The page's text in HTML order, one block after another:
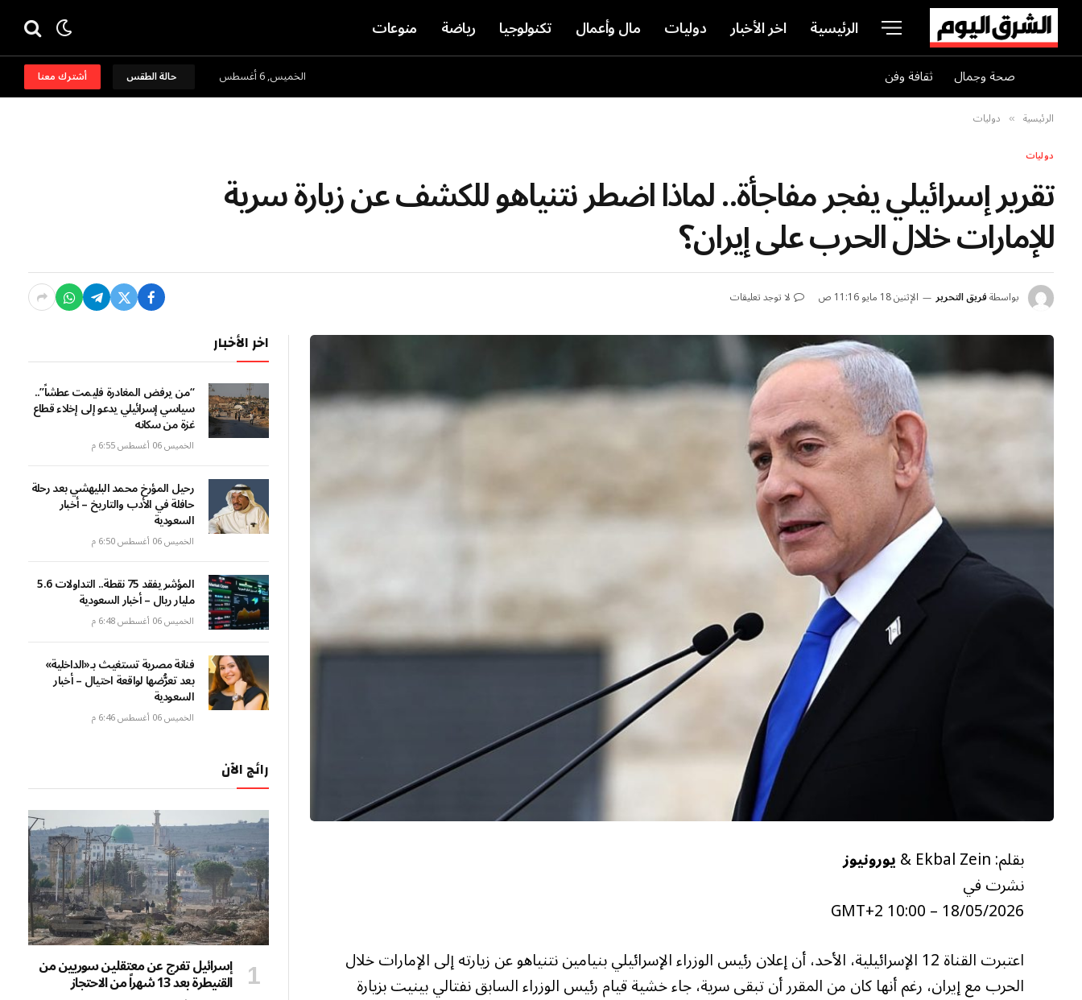
الرئيسية اخر الأخبار دوليات مال وأعمال تكنولوجيا رياضة منوعات
صحة وجمال ثقافة وفن الخميس, 6 أغسطس حالة الطقس أشترك معنا
الرئيسية » دوليات
دوليات
تقرير إسرائيلي يفجر مفاجأة.. لماذا اضطر نتنياهو للكشف عن زيارة سرية
للإمارات خلال الحرب على إيران؟
بواسطةفريق التحرير الإثنين 18 مايو 11:16 ص لا توجد تعليقات
بقلم: Ekbal Zein &
يورونيوز
نشرت في
18/05/2026 – 10:00 GMT+2
اعتبرت القناة 12 الإسرائيلية، الأحد، أن إعلان رئيس الوزراء الإسرائيلي بنيامين نتنياهو عن زيارته إلى الإمارات خلال
الحرب مع إيران، رغم أنها كان من المقرر أن تبقى سرية، جاء خشية قيام رئيس الوزراء السابق نفتالي بينيت بزيارة
اخر الأخبار
“من يرفض المغادرة فليمت عطشاً”..
سياسي إسرائيلي يدعو إلى إخلاء قطاع
غزة من سكانه
الخميس 06 أغسطس 6:55 م
رحيل المؤرخ محمد البليهشي بعد رحلة
حافلة في الأدب والتاريخ – أخبار
السعودية
الخميس 06 أغسطس 6:50 م
المؤشر يفقد 75 نقطة.. التداولات 5.6
مليار ريال – أخبار السعودية
الخميس 06 أغسطس 6:48 م
فنانة مصرية تستغيث بـ«الداخلية»
بعد تعرُّضها لواقعة احتيال – أخبار
السعودية
الخميس 06 أغسطس 6:46 م
رائج الآن
إسرائيل تفرج عن معتقلين سوريين من
القنيطرة بعد 13 شهراً من الاحتجاز